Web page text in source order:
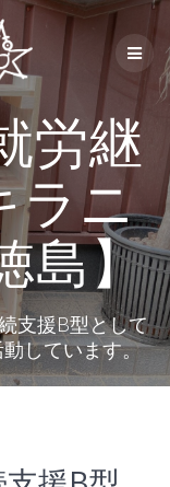
労継
ラニ
島】
支援B型として
しています。